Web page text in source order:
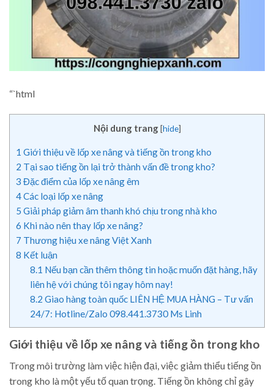
“`html
Nội dung trang [hide]
1 Giới thiệu về lốp xe nâng và tiếng ồn trong kho
2 Tại sao tiếng ồn lại trở thành vấn đề trong kho?
3 Đặc điểm của lốp xe nâng êm
4Các loại lốp xe nâng
5 Giải pháp giảm âm thanh khó chịu trong nhà kho
6 Khi nào nên thay lốp xe nâng?
7 Thương hiệu xe nâng Việt Xanh
8 Kết luận
8.1 Nếu bạn cần thêm thông tin hoặc muốn đặt hàng, hãy
liên hệ với chúng tôi ngay hôm nay!
8.2 Giao hàng toàn quốc LIÊN HỆ MUA HÀNG – Tư vấn
24/7: Hotline/Zalo 098.441.3730 Ms Linh
Giới thiệu về lốp xe nâng và tiếng ồn trong kho
Trong môi trường làm việc hiện đại, việc giảm thiểu tiếng ồn
trong kho là một yếu tố quan trọng. Tiếng ồn không chỉ gây